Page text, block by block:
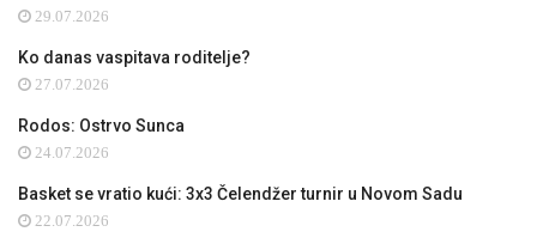
29.07.2026
Ko danas vaspitava roditelje?
27.07.2026
Rodos: Ostrvo Sunca
24.07.2026
Basket se vratio kući: 3x3 Čelendžer turnir u Novom Sadu
22.07.2026